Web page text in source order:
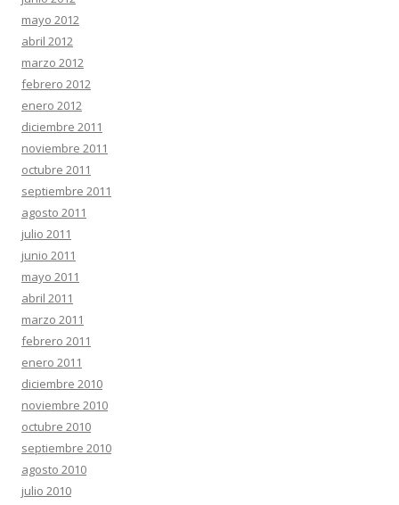
mayo 2012
abril 2012
marzo 2012
febrero 2012
enero 2012
diciembre 2011
noviembre 2011
octubre 2011
septiembre 2011
agosto 2011
julio 2011
junio 2011
mayo 2011
abril 2011
marzo 2011
febrero 2011
enero 2011
diciembre 2010
noviembre 2010
octubre 2010
septiembre 2010
agosto 2010
julio 2010